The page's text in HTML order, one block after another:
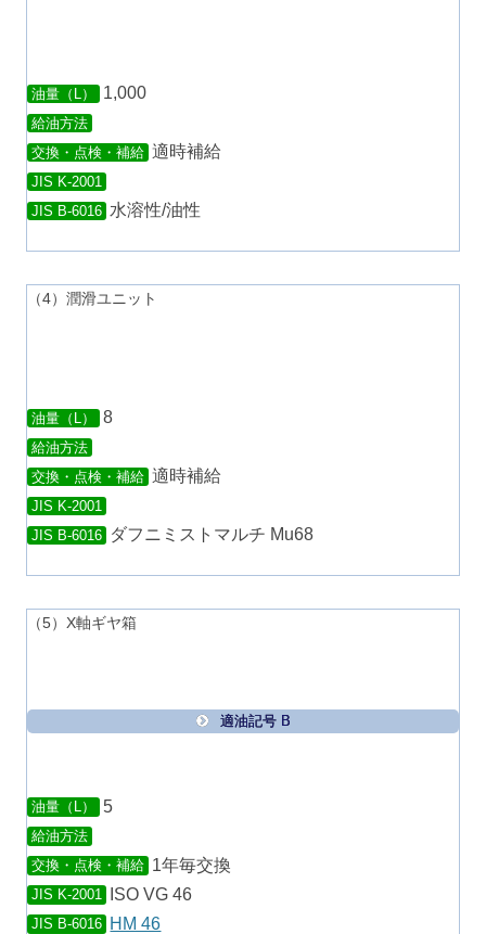
油量（L） 1,000
給油方法
交換・点検・補給 適時補給
JIS K-2001
JIS B-6016 水溶性/油性
（4）潤滑ユニット
油量（L） 8
給油方法
交換・点検・補給 適時補給
JIS K-2001
JIS B-6016
ダフニミストマルチ Mu68
（5）X軸ギヤ箱
適油記号 B
油量（L） 5
給油方法
交換・点検・補給 1年毎交換
JIS K-2001 ISO VG 46
JIS B-6016 HM 46